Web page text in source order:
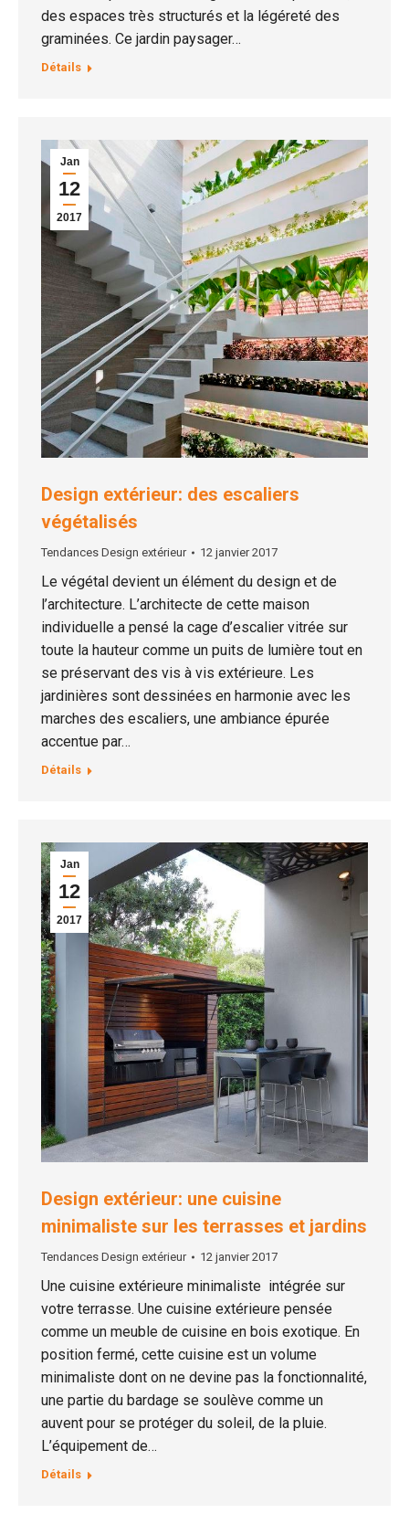
des espaces très structurés et la légéreté des
graminées. Ce jardin paysager…
Détails
Jan
12
2017
Design extérieur: des escaliers
végétalisés
Tendances Design extérieur 12 janvier 2017
Le végétal devient un élément du design et de
l’architecture. L’architecte de cette maison
individuelle a pensé la cage d’escalier vitrée sur
toute la hauteur comme un puits de lumière tout en
se préservant des vis à vis extérieure. Les
jardinières sont dessinées en harmonie avec les
marches des escaliers, une ambiance épurée
accentue par…
Détails
Jan
12
2017
Design extérieur: une cuisine
minimaliste sur les terrasses et jardins
Tendances Design extérieur 12 janvier 2017
Une cuisine extérieure minimaliste intégrée sur
votre terrasse. Une cuisine extérieure pensée
comme un meuble de cuisine en bois exotique. En
position fermé, cette cuisine est un volume
minimaliste dont on ne devine pas la fonctionnalité,
une partie du bardage se soulève comme un
auvent pour se protéger du soleil, de la pluie.
L’équipement de…
Détails